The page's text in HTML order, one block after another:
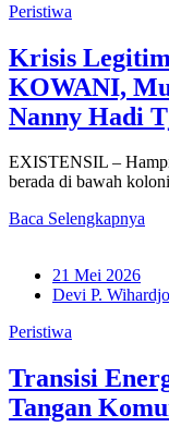
Peristiwa
Krisis
KOWANI,
Nanny Hadi
EXISTENSIL –
berada di bawah
Baca Selengkapnya
21 Mei 2026
Devi P. Wihardjo
Peristiwa
Transisi
Tangan